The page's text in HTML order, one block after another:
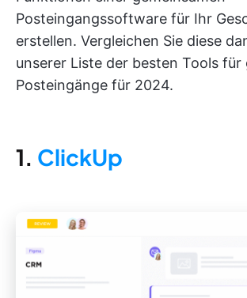
Posteingangssoftware für Ihr
erstellen. Vergleichen Sie diese
unserer Liste der besten Tools für
Posteingänge für 2024.
1. ClickUp